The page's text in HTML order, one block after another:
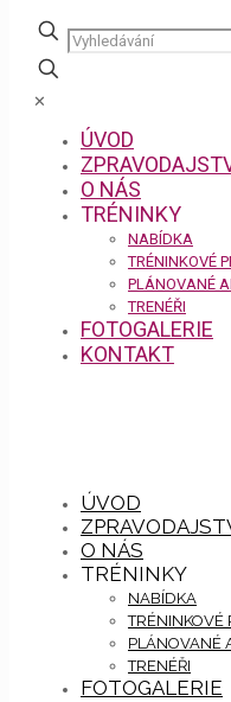
✕
ÚVOD
O NÁS
TRÉNINKY
NABÍDKA
TRÉNINKOVÉ
PLÁNOVANÉ
TRENÉŘI
FOTOGALERIE
KONTAKT
ÚVOD
O NÁS
TRÉNINKY
NABÍDKA
TRÉNINKOVÉ
PLÁNOVANÉ
TRENÉŘI
FOTOGALERIE